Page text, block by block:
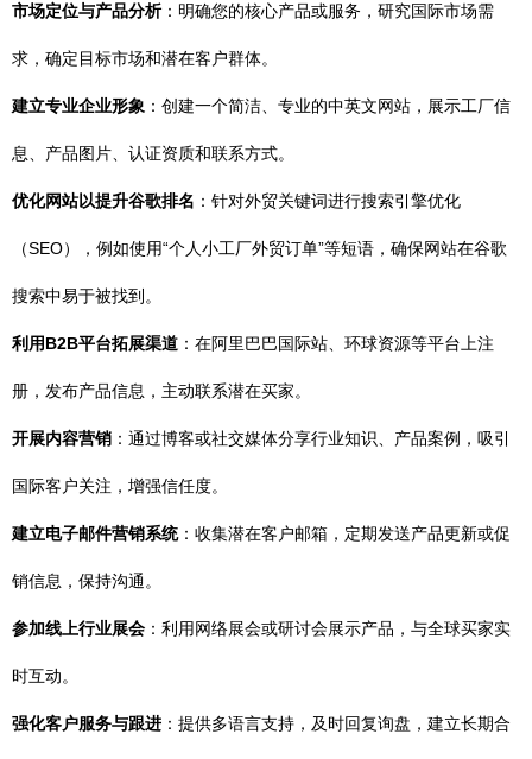
市场定位与产品分析：明确您的核心产品或服务，研究国际市场需
求，确定目标市场和潜在客户群体。
建立专业企业形象 ：创建一个简洁、专业的中英文网站，展示工厂信
息、产品图片、认证资质和联系方式。
优化网站以提升谷歌排名 ：针对外贸关键词进行搜索引擎优化
（SEO），例如使用“个人小工厂外贸订单”等短语，确保网站在谷歌
搜索中易于被找到。
利用B2B平台拓展渠道 ：在阿里巴巴国际站、环球资源等平台上注
册，发布产品信息，主动联系潜在买家。
开展内容营销 ：通过博客或社交媒体分享行业知识、产品案例，吸引
国际客户关注，增强信任度。
建立电子邮件营销系统：收集潜在客户邮箱，定期发送产品更新或促
销信息，保持沟通。
参加线上行业展会 ：利用网络展会或研讨会展示产品，与全球买家实
时互动。
强化客户服务与跟进 ：提供多语言支持，及时回复询盘，建立长期合